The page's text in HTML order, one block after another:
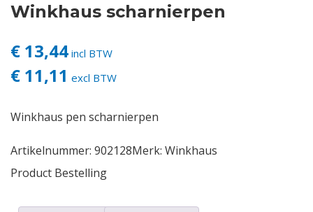
Vacatures
Winkhaus scharnierpen
€ 13,44 incl BTW
€ 11,11 excl BTW
Winkhaus pen scharnierpen
Artikelnummer: 902128Merk: Winkhaus
Product Bestelling